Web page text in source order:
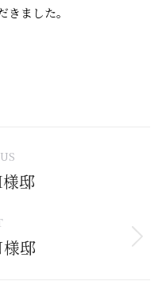
ました。
邸
様邸